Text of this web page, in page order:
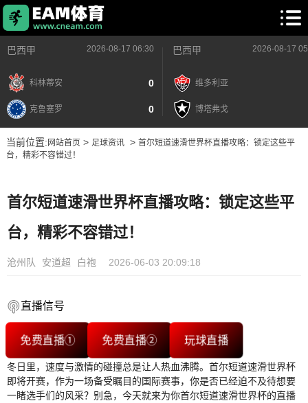
巴西甲 2026-08-17 06:30
科林蒂安 0
克鲁塞罗 0
巴西甲 2026-08-17
维多利亚
博塔弗戈
当前位置: 网站首页> 足球资讯> 首尔短道速滑世界杯直播攻略：锁定这些平
台，精彩不容错过！
首尔短道速滑世界杯直播攻略：锁定这些平
台，精彩不容错过！
沧州队 安道超 白袍 2026-06-03 20:09:18
直播信号
免费直播① 免费直播② 玩球直播
冬日里，速度与激情的碰撞总是让人热血沸腾。首尔短道速滑世界杯
即将开赛，作为一场备受瞩目的国际赛事，你是否已经迫不及待想要
一睹选手们的风采？别急，今天就来为你首尔短道速滑世界杯的直播